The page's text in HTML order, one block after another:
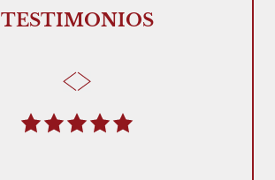
TESTIMONIOS